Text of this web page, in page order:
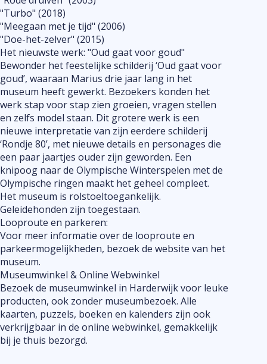
"Turbo" (2018)
"Meegaan met je tijd" (2006)
"Doe-het-zelver" (2015)
Het nieuwste werk: "Oud gaat voor goud"
Bewonder het feestelijke schilderij ‘Oud gaat voor
goud’, waaraan Marius drie jaar lang in het
museum heeft gewerkt. Bezoekers konden het
werk stap voor stap zien groeien, vragen stellen
en zelfs model staan. Dit grotere werk is een
nieuwe interpretatie van zijn eerdere schilderij
‘Rondje 80’, met nieuwe details en personages die
een paar jaartjes ouder zijn geworden. Een
knipoog naar de Olympische Winterspelen met de
Olympische ringen maakt het geheel compleet.
Het museum is rolstoeltoegankelijk.
Geleidehonden zijn toegestaan.
Looproute en parkeren:
Voor meer informatie over de looproute en
parkeermogelijkheden, bezoek de website van het
museum.
Museumwinkel & Online Webwinkel
Bezoek de museumwinkel in Harderwijk voor leuke
producten, ook zonder museumbezoek. Alle
kaarten, puzzels, boeken en kalenders zijn ook
verkrijgbaar in de online webwinkel, gemakkelijk
bij je thuis bezorgd.